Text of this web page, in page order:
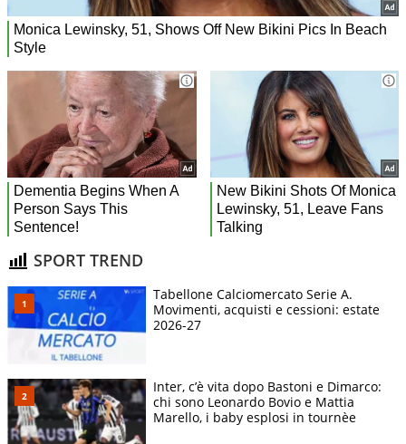
SPORT TREND
Tabellone Calciomercato Serie A.
Movimenti, acquisti e cessioni: estate
2026-27
Inter, c’è vita dopo Bastoni e Dimarco:
chi sono Leonardo Bovio e Mattia
Marello, i baby esplosi in tournèe